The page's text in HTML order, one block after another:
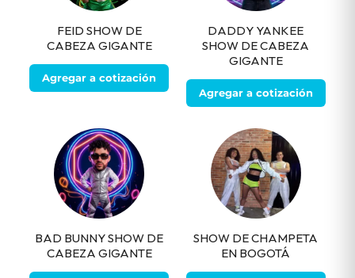
FEID SHOW DE
CABEZA GIGANTE
Agregar a cotización
DADDY YANKEE
SHOW DE CABEZA
GIGANTE
Agregar a cotización
BAD BUNNY SHOW DE
CABEZA GIGANTE
SHOW DE CHAMPETA
EN BOGOTÁ